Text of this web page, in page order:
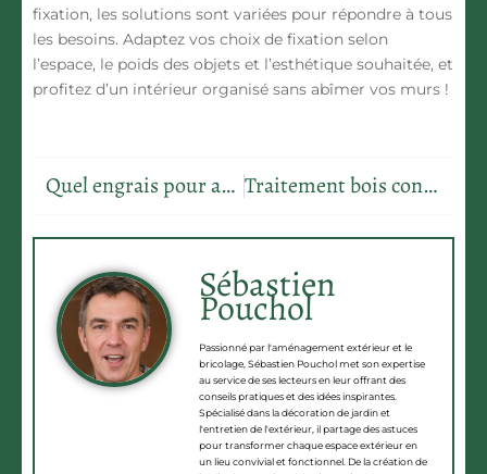
fixation, les solutions sont variées pour répondre à tous
les besoins. Adaptez vos choix de fixation selon
l’espace, le poids des objets et l’esthétique souhaitée, et
profitez d’un intérieur organisé sans abîmer vos murs !
Quel engrais pour arbre fruitier Traitement bois contre les vers
Sébastien
Pouchol
Passionné par l'aménagement extérieur et le
bricolage, Sébastien Pouchol met son expertise
au service de ses lecteurs en leur offrant des
conseils pratiques et des idées inspirantes.
Spécialisé dans la décoration de jardin et
l'entretien de l'extérieur, il partage des astuces
pour transformer chaque espace extérieur en
un lieu convivial et fonctionnel. De la création de